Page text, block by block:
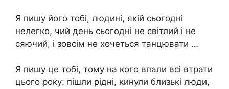
Я пишу його тобі, людині, якій сьогодні
нелегко, чий день сьогодні не світлий і не
сяючий, і зовсім не хочеться танцювати …
Я пишу це тобі, тому на кого впали всі втрати
цього року: пішли рідні, кинули близькі люди,